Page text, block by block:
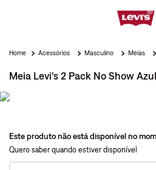
Acessórios Masculino Meias
Meia Levi’s 2 Pack No Show
Este produto não está disponível no
Quero saber quando estiver disponível